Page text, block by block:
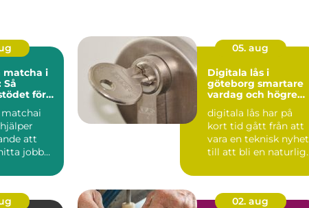
matcha i
Så
för
matchai
att
jobb
05. aug
Digitala lås i
göteborg smartare
vardag och högre
digitala lås har på
kort tid gått från att
vara en teknisk nyhet
till att bli en naturlig
02. aug